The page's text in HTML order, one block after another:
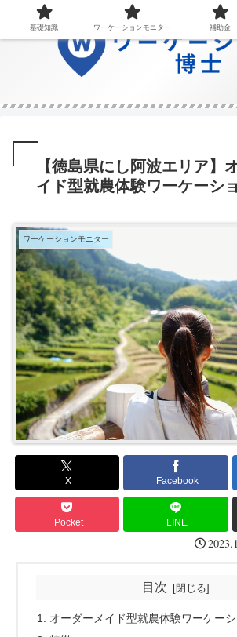
【徳島県にし阿波エリア】
イド型就農体験ワーケーシ
ワーケーションモニター
X Facebook
Pocket LINE
目次
オーダーメイド型就農体験ワーケー
基礎知識 ワーケーションモニター 補助金